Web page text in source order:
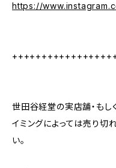
https://
世田谷経堂の実店舗・もし
イミングによっては売り切
い。